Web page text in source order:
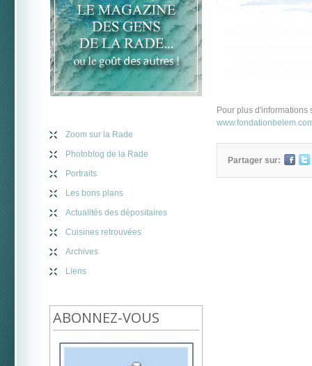
Zoom sur la Rade
Photoblog de la Rade
Portraits
Les bons plans
Actualités des dépositaires
Cuisines retrouvées
Archives
Liens
ABONNEZ-VOUS
Pour plus
Partager sur: